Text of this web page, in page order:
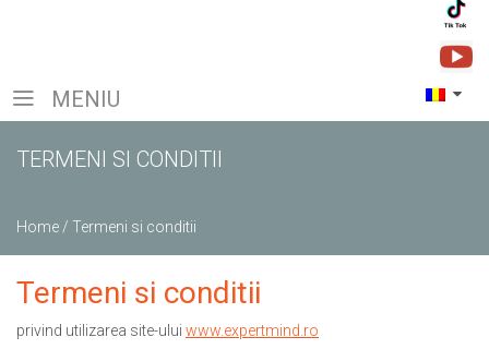
MENIU
TERMENI SI CONDITII
Home / Termeni si conditii
Termeni si conditii
privind utilizarea site-ului www.expertmind.ro